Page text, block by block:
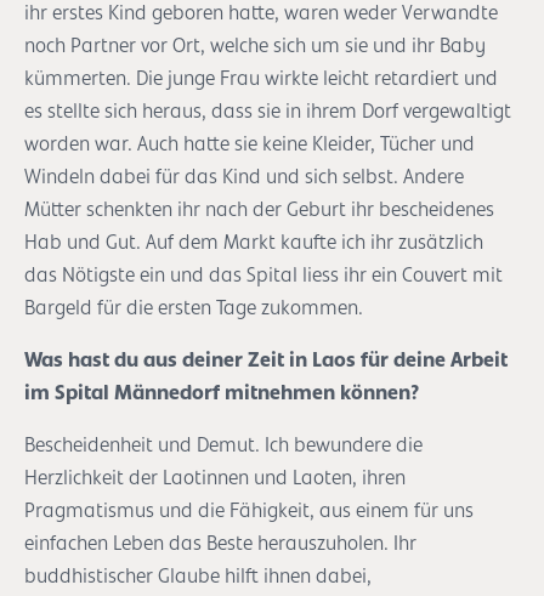
ihr erstes Kind geboren hatte, waren weder Verwandte
noch Partner vor Ort, welche sich um sie und ihr Baby
kümmerten. Die junge Frau wirkte leicht retardiert und
es stellte sich heraus, dass sie in ihrem Dorf vergewaltigt
worden war. Auch hatte sie keine Kleider, Tücher und
Windeln dabei für das Kind und sich selbst. Andere
Mütter schenkten ihr nach der Geburt ihr bescheidenes
Hab und Gut. Auf dem Markt kaufte ich ihr zusätzlich
das Nötigste ein und das Spital liess ihr ein Couvert mit
Bargeld für die ersten Tage zukommen.
Was hast du aus deiner Zeit in Laos für deine Arbeit
im Spital Männedorf mitnehmen können?
Bescheidenheit und Demut. Ich bewundere die
Herzlichkeit der Laotinnen und Laoten, ihren
Pragmatismus und die Fähigkeit, aus einem für uns
einfachen Leben das Beste herauszuholen. Ihr
buddhistischer Glaube hilft ihnen dabei,